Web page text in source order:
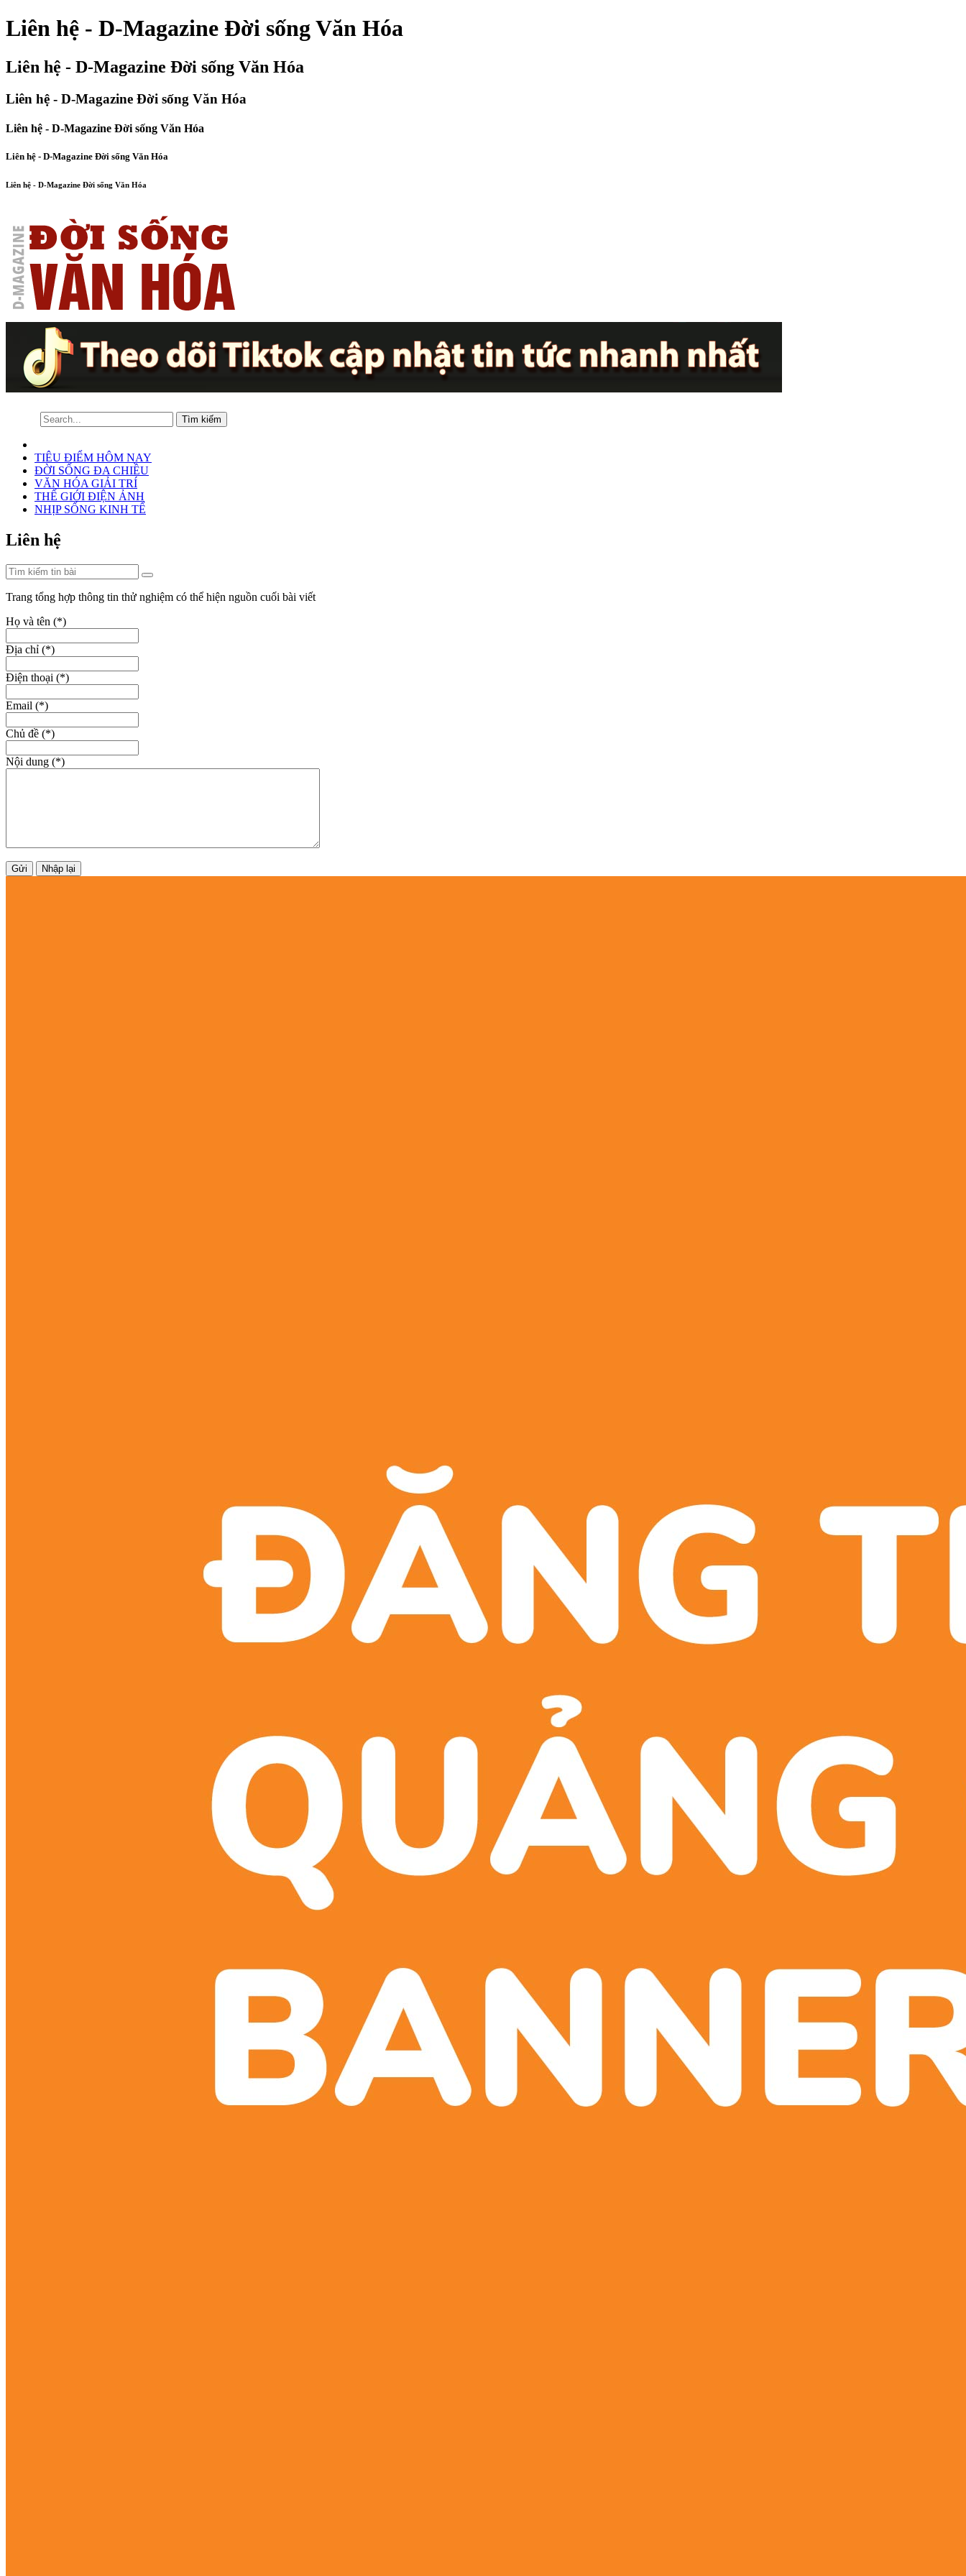
Liên hệ - D-Magazine Đời sống Văn Hóa
Liên hệ - D-Magazine Đời sống Văn Hóa
Liên hệ - D-Magazine Đời sống Văn Hóa
Liên hệ - D-Magazine Đời sống Văn Hóa
Liên hệ - D-Magazine Đời sống Văn Hóa
Liên hệ - D-Magazine Đời sống Văn Hóa
TIÊU ĐIỂM HÔM NAY
ĐỜI SỐNG ĐA CHIỀU
VĂN HÓA GIẢI TRÍ
THẾ GIỚI ĐIỆN ẢNH
NHỊP SỐNG KINH TẾ
Liên hệ
Trang tổng hợp thông tin thử nghiệm có thể hiện nguồn cuối bài viết
Họ và tên (*)
Địa chỉ (*)
Điện thoại (*)
Email (*)
Chủ đề (*)
Nội dung (*)